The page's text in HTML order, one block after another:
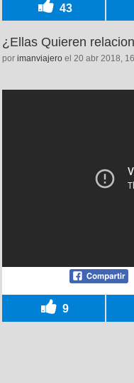
43
¿Ellas Quieren
por imanviajero el 20 abr 2018,
9